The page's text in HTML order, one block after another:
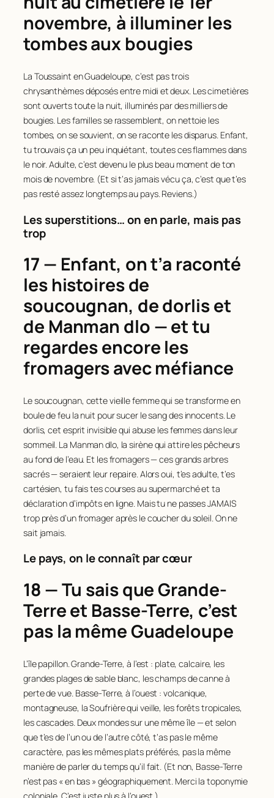
novembre, à illuminer les
tombes aux bougies
La Toussaint en Guadeloupe, c’est pas trois
chrysanthèmes déposés entre midi et deux. Les cimetières
sont ouverts toute la nuit, illuminés par des milliers de
bougies. Les familles se rassemblent, on nettoie les
tombes, on se souvient, on se raconte les disparus. Enfant,
tu trouvais ça un peu inquiétant, toutes ces flammes dans
le noir. Adulte, c’est devenu le plus beau moment de ton
mois de novembre. (Et si t’as jamais vécu ça, c’est que t’es
pas resté assez longtemps au pays. Reviens.)
Les superstitions… on en parle, mais pas
trop
17 — Enfant, on t’a raconté
les histoires de
soucougnan, de dorlis et
de Manman dlo — et tu
regardes encore les
fromagers avec méfiance
Le soucougnan, cette vieille femme qui se transforme en
boule de feu la nuit pour sucer le sang des innocents. Le
dorlis, cet esprit invisible qui abuse les femmes dans leur
sommeil. La Manman dlo, la sirène qui attire les pêcheurs
au fond de l’eau. Et les fromagers — ces grands arbres
sacrés — seraient leur repaire. Alors oui, t’es adulte, t’es
cartésien, tu fais tes courses au supermarché et ta
déclaration d’impôts en ligne. Mais tu ne passes JAMAIS
trop près d’un fromager après le coucher du soleil. On ne
sait jamais.
Le pays, on le connaît par cœur
18 — Tu sais que Grande-
Terre et Basse-Terre, c’est
pas la même Guadeloupe
L’île papillon. Grande-Terre, à l’est : plate, calcaire, les
grandes plages de sable blanc, les champs de canne à
perte de vue. Basse-Terre, à l’ouest : volcanique,
montagneuse, la Soufrière qui veille, les forêts tropicales,
les cascades. Deux mondes sur une même île — et selon
que t’es de l’un ou de l’autre côté, t’as pas le même
caractère, pas les mêmes plats préférés, pas la même
manière de parler du temps qu’il fait. (Et non, Basse-Terre
n’est pas « en bas » géographiquement. Merci la toponymie